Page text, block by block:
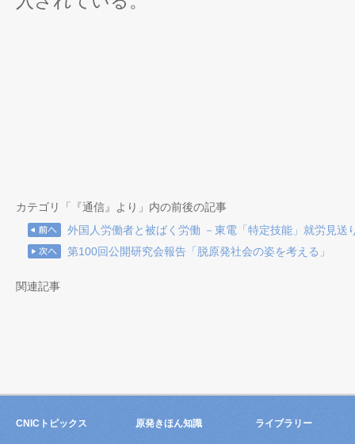
カテゴリ「『通信』より」内の前後の記事
外国人労働者と被ばく労働 －東電「特定技能」就労見送
第100回公開研究会報告「脱原発社会の姿を考える」
関連記事
CNICトピックス 原発きほん知識 ライブラリー